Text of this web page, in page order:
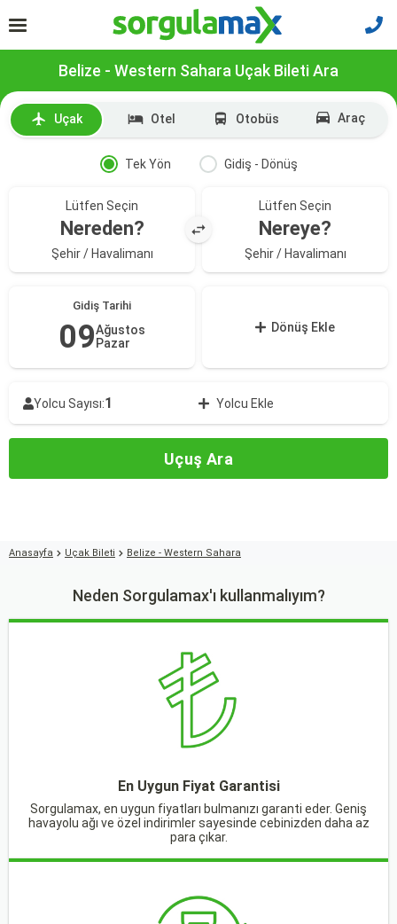
Belize - Western Sahara Uçak Bileti Ara
Uçak Otel Otobüs Araç
Tek Yön Gidiş - Dönüş
Lütfen Seçin
Nereden?
Şehir / Havalimanı
Lütfen Seçin
Nereye?
Şehir / Havalimanı
Gidiş Tarihi
09Ağustos
Pazar
Dönüş Ekle
Yolcu Sayısı:1 Yolcu Ekle
Uçuş Ara
Anasayfa Uçak Bileti Belize - Western Sahara
Neden Sorgulamax'ı kullanmalıyım?
En Uygun Fiyat Garantisi
Sorgulamax, en uygun fiyatları bulmanızı garanti eder. Geniş
havayolu ağı ve özel indirimler sayesinde cebinizden daha az
para çıkar.